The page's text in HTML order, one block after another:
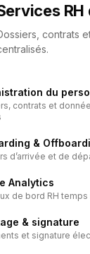
RH
contrats
du
contrats et
&
d’arrivée et de
Analytics
de bord RH temps
& signature
et signature